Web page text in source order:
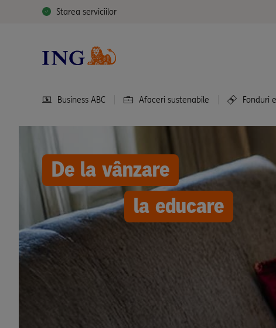
Starea serviciilor
Business ABC Afaceri sustenabile Fonduri
De la vânzare
la educare